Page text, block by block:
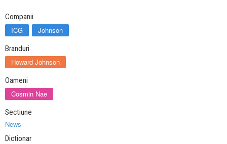
Companii
ICG Johnson
Branduri
Howard Johnson
Oameni
Cosmin Nae
Sectiune
News
Dictionar